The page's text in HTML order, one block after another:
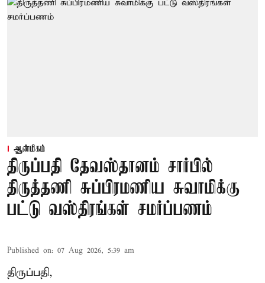
ஆன்மிகம்
திருப்பதி தேவஸ்தானம் சார்பில்
திருத்தணி சுப்பிரமணிய சுவாமிக்கு
பட்டு வஸ்திரங்கள் சமர்ப்பணம்
Published on: 07 Aug 2026, 5:39 am
திருப்பதி,